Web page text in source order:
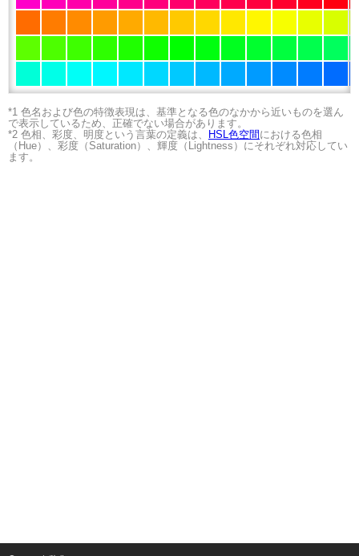
*1 色名および色の特徴表現は、基準となる色のなかから近いものを選ん
で表示しているため、正確でない場合があります。
*2 色相、彩度、明度という言葉の定義は、
HSL色空間 における色相
（Hue）、彩度（Saturation）、輝度（Lightness）にそれぞれ対応してい
ます。